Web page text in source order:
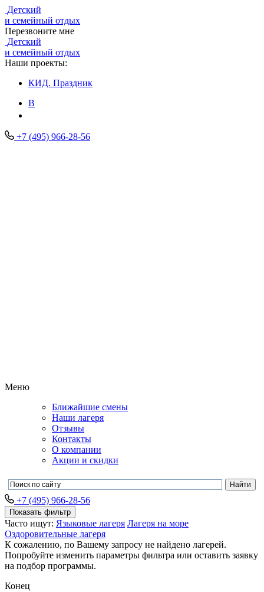
Детский
и семейный отдых
Перезвоните мне
Детский
и семейный отдых
Наши проекты:
КИД. Праздник
В
+7 (495) 966-28-56
Меню
Ближайшие смены
Наши лагеря
Отзывы
Контакты
О компании
Акции и скидки
+7 (495) 966-28-56
Показать фильтр
Часто ищут: Языковые лагеря Лагеря на море
Оздоровительные лагеря
К сожалению, по Вашему запросу не найдено лагерей.
Попробуйте изменить параметры фильтра или оставить заявку
на подбор программы.
Конец